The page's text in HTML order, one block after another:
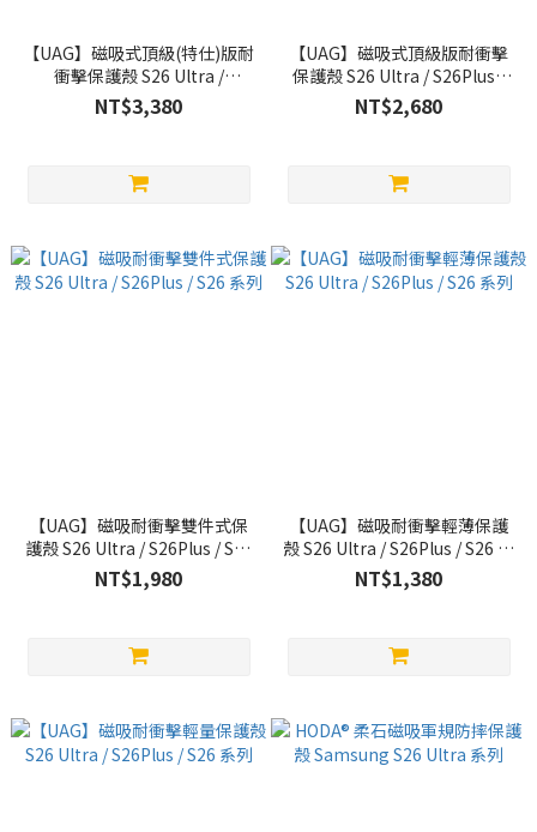
【UAG】磁吸式頂級(特仕)版耐
衝擊保護殼 S26 Ultra /
S26Plus 系列
NT$3,380
【UAG】磁吸式頂級版耐衝擊
保護殼 S26 Ultra / S26Plus /
S26 系列
NT$2,680
【UAG】磁吸耐衝擊雙件式保
護殼 S26 Ultra / S26Plus / S26
系列
NT$1,980
【UAG】磁吸耐衝擊輕薄保護
殼 S26 Ultra / S26Plus / S26 系
列
NT$1,380